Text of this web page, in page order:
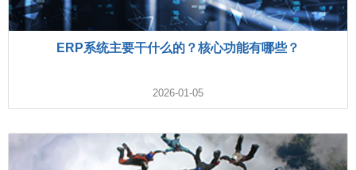
ERP系统主要干什么的？核心功能有哪些？
2026-01-05